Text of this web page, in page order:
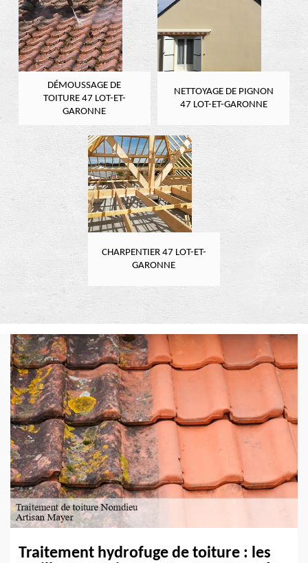
DÉMOUSSAGE DE
TOITURE 47 LOT-ET-
GARONNE
NETTOYAGE DE PIGNON
47 LOT-ET-GARONNE
CHARPENTIER 47 LOT-ET-
GARONNE
Traitement hydrofuge de toiture : les